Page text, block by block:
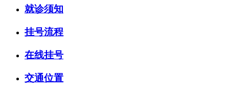
就诊须知
挂号流程
在线挂号
交通位置